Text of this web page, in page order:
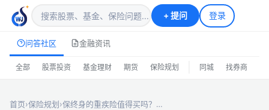
+提问 登录
问答社区 金融资讯
全部 股票投资 基金理财 期货 保险规划 同城 找券商
首页›保险规划›保终身的重疾险值得买吗？…